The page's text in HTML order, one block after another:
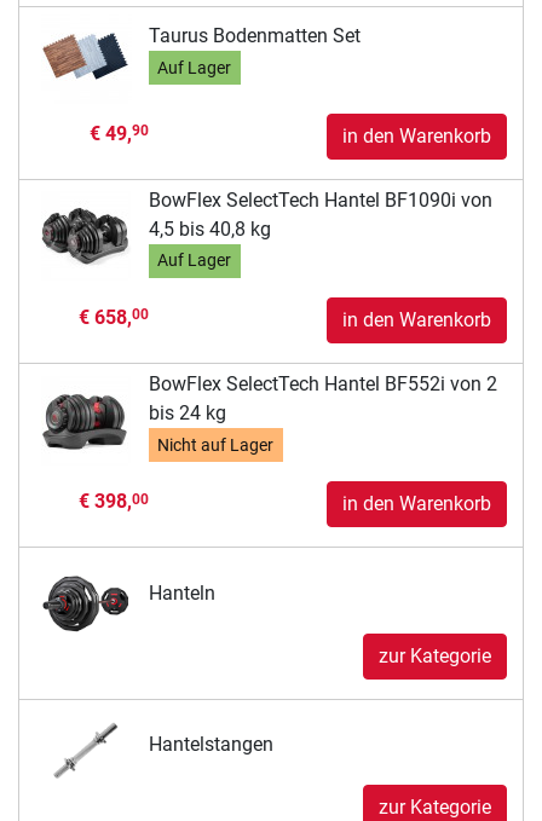
Taurus Bodenmatten Set
Auf Lager
€ 49,90 in den Warenkorb
BowFlex SelectTech Hantel BF1090i von
4,5 bis 40,8 kg
Auf Lager
€ 658,00 in den Warenkorb
BowFlex SelectTech Hantel BF552i von 2
bis 24 kg
Nicht auf Lager
€ 398,00 in den Warenkorb
Hanteln
zur Kategorie
Hantelstangen
zur Kategorie